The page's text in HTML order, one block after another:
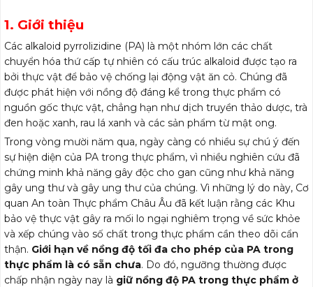
1. Giới thiệu
Các alkaloid pyrrolizidine (PA) là một nhóm lớn các chất
chuyển hóa thứ cấp tự nhiên có cấu trúc alkaloid được tạo ra
bởi thực vật để bảo vệ chống lại động vật ăn cỏ. Chúng đã
được phát hiện với nồng độ đáng kể trong thực phẩm có
nguồn gốc thực vật, chẳng hạn như dịch truyền thảo dược, trà
đen hoặc xanh, rau lá xanh và các sản phẩm từ mật ong.
Trong vòng mười năm qua, ngày càng có nhiều sự chú ý đến
sự hiện diện của PA trong thực phẩm, vì nhiều nghiên cứu đã
chứng minh khả năng gây độc cho gan cũng như khả năng
gây ung thư và gây ung thư của chúng. Vì những lý do này, Cơ
quan An toàn Thực phẩm Châu Âu đã kết luận rằng các Khu
bảo vệ thực vật gây ra mối lo ngại nghiêm trọng về sức khỏe
và xếp chúng vào số chất trong thực phẩm cần theo dõi cẩn
thận. Giới hạn về nồng độ tối đa cho phép của PA trong
thực phẩm là có sẵn chưa. Do đó, ngưỡng thường được
chấp nhận ngày nay là giữ nồng độ PA trong thực phẩm ở